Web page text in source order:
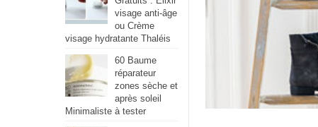
visage anti-âge
ou Crème
visage hydratante Thaléis
60 Baume
réparateur
zones sèche et
après soleil
Minimaliste à tester